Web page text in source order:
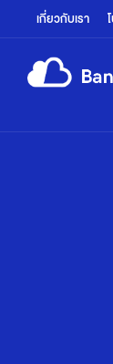
เกี่ยวกับเรา